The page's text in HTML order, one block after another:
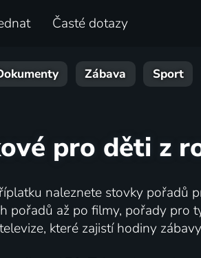
Časté dotazy
Zábava Sport
pro děti z
naleznete stovky pořadů
až po filmy, pořady pro
které zajistí hodiny